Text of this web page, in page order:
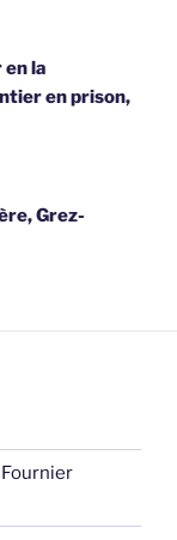
la
en prison,
Grez-